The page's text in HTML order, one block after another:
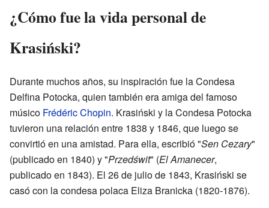
¿Cómo fue la vida personal de
Krasiński?
Durante muchos años, su inspiración fue la Condesa
Delfina Potocka, quien también era amiga del famoso
músico Frédéric Chopin. Krasiński y la Condesa Potocka
tuvieron una relación entre 1838 y 1846, que luego se
convirtió en una amistad. Para ella, escribió "Sen Cezary"
(publicado en 1840) y "Przedświt" (El Amanecer,
publicado en 1843). El 26 de julio de 1843, Krasiński se
casó con la condesa polaca Eliza Branicka (1820-1876).